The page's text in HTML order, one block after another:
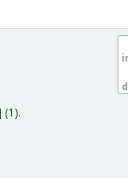
(1).